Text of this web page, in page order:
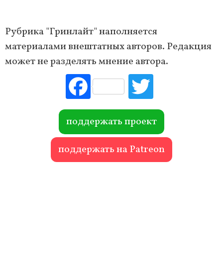
Рубрика "Гринлайт" наполняется
материалами внештатных авторов. Редакция
может не разделять мнение автора.
Fac
ebo
ok r
поддержать проект
поддержать на Patreon